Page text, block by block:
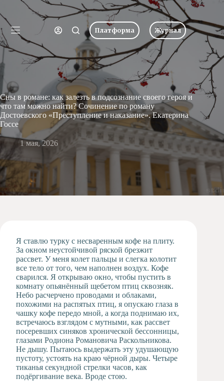
Перейти
к
сути
Ничего
не
найдено
Главная
Новости
школе
Учеба
Пресс-
центр
Хоровая
студия
Царевич
Допобразование
студия
Музыкальное
отделение
Психологическая
Служба
Тьюторская
служба
Имя пользователя или Email
Пароль
Запомнить меня Забыли пароль?
Вход
Имя пользователя или Email
Получить новый пароль
← Вернуться ко входу
Платформа Журнал
Сны в романе: как залезть в подсознание своего героя и
что там можно найти? Сочинение по роману
Достоевского «Преступление и наказание». Екатерина
Госсе
1 мая, 2026
Я ставлю турку с несваренным кофе на плиту.
За окном неустойчивой ряской брезжит
рассвет. У меня колет пальцы и слегка колотит
все тело от того, чем наполнен воздух. Кофе
сварился. Я открываю окно, чтобы пустить в
комнату опьянённый щебетом птиц сквозняк.
Небо расчерчено проводами и облаками,
похожими на распятых птиц, я опускаю глаза в
чашку кофе передо мной, а когда поднимаю их,
встречаюсь взглядом с мутными, как рассвет
посеревших синяков хронической бессонницы,
глазами Родиона Романовича Раскольникова.
Не дышу. Пытаюсь выдержать эту удушающую
пустоту, устоять на краю чёрной дыры. Четыре
тиканья секундной стрелки часов, как
подёргивание века. Вроде стою.